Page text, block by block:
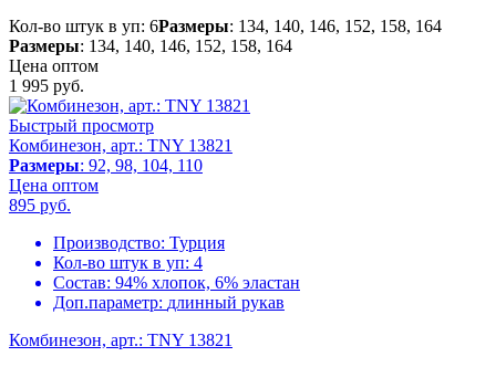
Кол-во штук в уп: 6Размеры: 134, 140, 146, 152, 158, 164
Размеры: 134, 140, 146, 152, 158, 164
Цена оптом
1 995 руб.
Быстрый просмотр
Комбинезон, арт.: TNY 13821
Размеры: 92, 98, 104, 110
Цена оптом
895 руб.
Производство: Турция
Кол-во штук в уп: 4
Состав: 94% хлопок, 6% эластан
Доп.параметр: длинный рукав
Комбинезон, арт.: TNY 13821